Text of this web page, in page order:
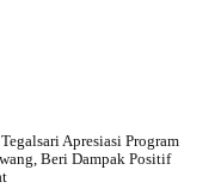
Apresiasi Program
Beri Dampak Positif